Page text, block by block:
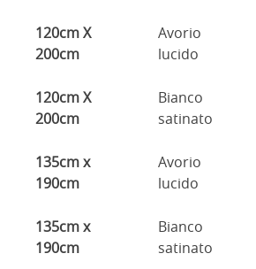
120cm X
200cm
Avorio
lucido
120cm X
200cm
Bianco
satinato
135cm x
190cm
Avorio
lucido
135cm x
190cm
Bianco
satinato